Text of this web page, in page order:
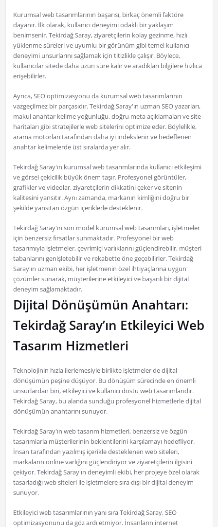
Kurumsal web tasarımlarının başarısı, birkaç önemli faktöre
dayanır. İlk olarak, kullanıcı deneyimi odaklı bir yaklaşım
benimsenir. Tekirdağ Saray, ziyaretçilerin kolay gezinme, hızlı
yüklenme süreleri ve uyumlu bir görünüm gibi temel kullanıcı
deneyimi unsurlarını sağlamak için titizlikle çalışır. Böylece,
kullanıcılar sitede daha uzun süre kalır ve aradıkları bilgilere hızlıca
erişebilirler.
Ayrıca, SEO optimizasyonu da kurumsal web tasarımlarının
vazgeçilmez bir parçasıdır. Tekirdağ Saray'ın uzman SEO yazarları,
makul anahtar kelime yoğunluğu, doğru meta açıklamaları ve site
haritaları gibi stratejilerle web sitelerini optimize eder. Böylelikle,
arama motorları tarafından daha iyi indekslenir ve hedeflenen
anahtar kelimelerde üst sıralarda yer alır.
Tekirdağ Saray'ın kurumsal web tasarımlarında kullanıcı etkileşimi
ve görsel çekicilik büyük önem taşır. Profesyonel görüntüler,
grafikler ve videolar, ziyaretçilerin dikkatini çeker ve sitenin
kalitesini yansıtır. Aynı zamanda, markanın kimliğini doğru bir
şekilde yansıtan özgün içeriklerle desteklenir.
Tekirdağ Saray'ın son model kurumsal web tasarımları, işletmeler
için benzersiz fırsatlar sunmaktadır. Profesyonel bir web
tasarımıyla işletmeler, çevrimiçi varlıklarını güçlendirebilir, müşteri
tabanlarını genişletebilir ve rekabette öne geçebilirler. Tekirdağ
Saray'ın uzman ekibi, her işletmenin özel ihtiyaçlarına uygun
çözümler sunarak, müşterilerine etkileyici ve başarılı bir dijital
deneyim sağlamaktadır.
Dijital Dönüşümün Anahtarı:
Tekirdağ Saray’ın Etkileyici Web
Tasarım Hizmetleri
Teknolojinin hızla ilerlemesiyle birlikte işletmeler de dijital
dönüşümün peşine düşüyor. Bu dönüşüm sürecinde en önemli
unsurlardan biri, etkileyici ve kullanıcı dostu web tasarımlarıdır.
Tekirdağ Saray, bu alanda sunduğu profesyonel hizmetlerle dijital
dönüşümün anahtarını sunuyor.
Tekirdağ Saray'ın web tasarım hizmetleri, benzersiz ve özgün
tasarımlarla müşterilerinin beklentilerini karşılamayı hedefliyor.
İnsan tarafından yazılmış içerikle desteklenen web siteleri,
markaların online varlığını güçlendiriyor ve ziyaretçilerin ilgisini
çekiyor. Tekirdağ Saray'ın deneyimli ekibi, her projeye özel olarak
tasarladığı web siteleri ile işletmelere sıra dışı bir dijital deneyim
sunuyor.
Etkileyici web tasarımlarının yanı sıra Tekirdağ Saray, SEO
optimizasyonunu da göz ardı etmiyor. İnsanların internet